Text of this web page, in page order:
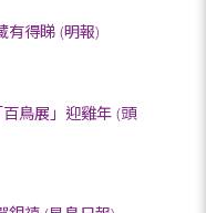
有得睇 (明報)
鳥展」迎雞年 (頭